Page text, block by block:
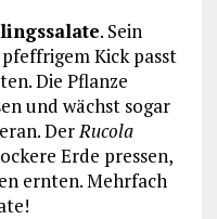
. Sein
Kick passt
Die Pflanze
und wächst sogar
DerRucola
Erde pressen,
ernten. Mehrfach